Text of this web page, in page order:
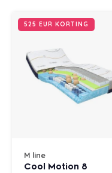
525 EUR KORTING
M line
Cool Motion 8